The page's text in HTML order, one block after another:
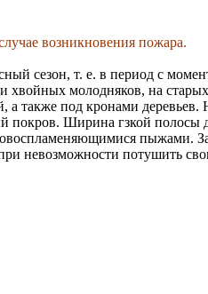
возникновения пожара.
сезон, т. е. в период с
хвойных молодняков, на
также под кронами деревьев.
покров. Ширина гзкой
пыжами.
невозможности потушить